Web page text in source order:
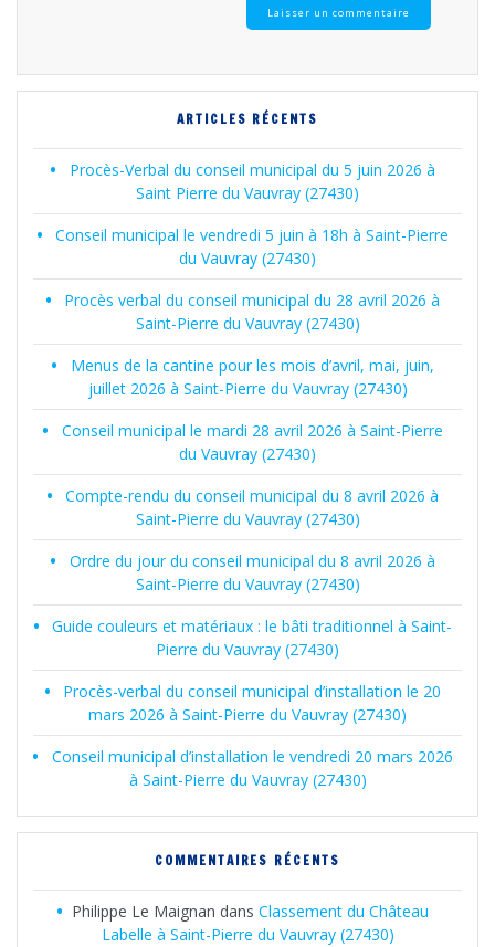
ARTICLES RÉCENTS
Procès-Verbal du conseil municipal du 5 juin 2026 à
Saint Pierre du Vauvray (27430)
Conseil municipal le vendredi 5 juin à 18h à Saint-Pierre
du Vauvray (27430)
Procès verbal du conseil municipal du 28 avril 2026 à
Saint-Pierre du Vauvray (27430)
Menus de la cantine pour les mois d’avril, mai, juin,
juillet 2026 à Saint-Pierre du Vauvray (27430)
Conseil municipal le mardi 28 avril 2026 à Saint-Pierre
du Vauvray (27430)
Compte-rendu du conseil municipal du 8 avril 2026 à
Saint-Pierre du Vauvray (27430)
Ordre du jour du conseil municipal du 8 avril 2026 à
Saint-Pierre du Vauvray (27430)
Guide couleurs et matériaux : le bâti traditionnel à Saint-
Pierre du Vauvray (27430)
Procès-verbal du conseil municipal d’installation le 20
mars 2026 à Saint-Pierre du Vauvray (27430)
Conseil municipal d’installation le vendredi 20 mars 2026
à Saint-Pierre du Vauvray (27430)
COMMENTAIRES RÉCENTS
Philippe Le Maignan dans Classement du Château
Labelle à Saint-Pierre du Vauvray (27430)